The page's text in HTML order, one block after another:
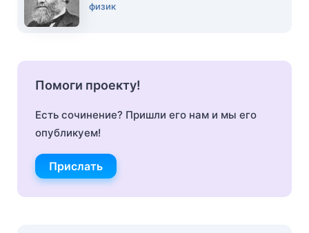
физик
Помоги проекту!
Есть сочинение? Пришли его нам и мы его
опубликуем!
Прислать